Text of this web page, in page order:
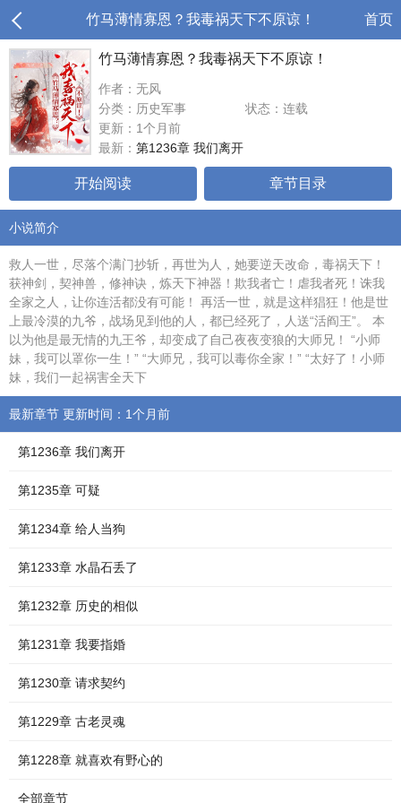
竹马薄情寡恩？我毒祸天下不原谅！ 首页
竹马薄情寡恩？我毒祸天下不原谅！
作者：无风
分类：历史军事
状态：连载
更新：1个月前
最新： 第1236章 我们离开
开始阅读 章节目录
小说简介
救人一世，尽落个满门抄斩，再世为人，她要逆天改命，毒祸天下！
获神剑，契神兽，修神诀，炼天下神器！欺我者亡！虐我者死！诛我
全家之人，让你连活都没有可能！ 再活一世，就是这样猖狂！他是世
上最冷漠的九爷，战场见到他的人，都已经死了，人送“活阎王”。 本
以为他是最无情的九王爷，却变成了自己夜夜变狼的大师兄！ “小师
妹，我可以罩你一生！” “大师兄，我可以毒你全家！” “太好了！小师
妹，我们一起祸害全天下
最新章节 更新时间：1个月前
第1236章 我们离开
第1235章 可疑
第1234章 给人当狗
第1233章 水晶石丢了
第1232章 历史的相似
第1231章 我要指婚
第1230章 请求契约
第1229章 古老灵魂
第1228章 就喜欢有野心的
全部章节